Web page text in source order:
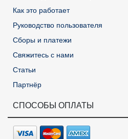
Как это работает
Руководство пользователя
Сборы и платежи
Свяжитесь с нами
Статьи
Партнёр
СПОСОБЫ ОПЛАТЫ